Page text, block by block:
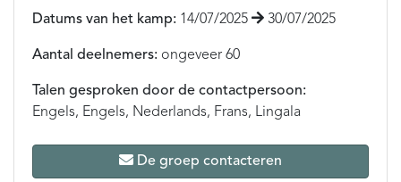
Datums van het kamp: 14/07/2025 30/07/2025
Aantal deelnemers: ongeveer 60
Talen gesproken door de contactpersoon:
Engels, Engels, Nederlands, Frans, Lingala
De groep contacteren